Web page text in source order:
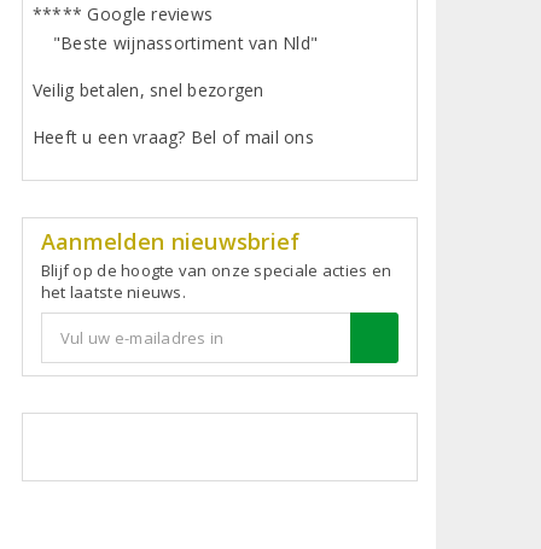
***** Google reviews
"Beste wijnassortiment van Nld"
Veilig betalen, snel bezorgen
Heeft u een vraag? Bel of mail ons
Aanmelden nieuwsbrief
Blijf op de hoogte van onze speciale acties en
het laatste nieuws.